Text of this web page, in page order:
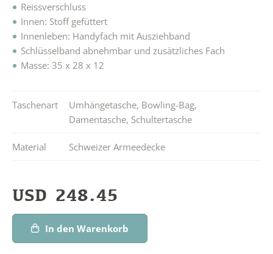
Reissverschluss
Innen: Stoff gefüttert
Innenleben: Handyfach mit Ausziehband
Schlüsselband abnehmbar und zusätzliches Fach
Masse: 35 x 28 x 12
Taschenart Umhängetasche, Bowling-Bag,
Damentasche, Schultertasche
Material Schweizer Armeedecke
USD 248.45
In den Warenkorb